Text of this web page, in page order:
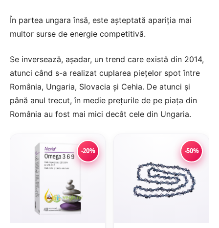
În partea ungara însă, este așteptată apariția mai
multor surse de energie competitivă.
Se inversează, așadar, un trend care există din 2014,
atunci când s-a realizat cuplarea piețelor spot între
România, Ungaria, Slovacia și Cehia. De atunci și
până anul trecut, în medie prețurile de pe piața din
România au fost mai mici decât cele din Ungaria.
-20% -50%